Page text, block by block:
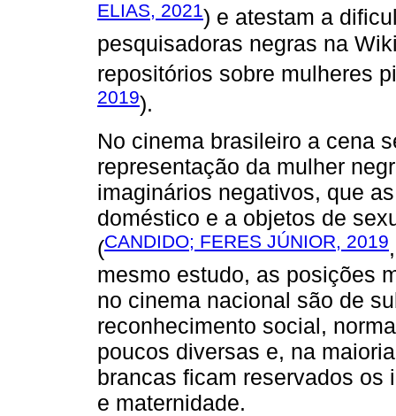
ELIAS, 2021) e atestam a
pesquisadoras negras na
repositórios sobre mulheres
2019).
No cinema brasileiro a cena
representação da mulher
imaginários negativos, que
doméstico e a objetos de
(CANDIDO; FERES JÚNIOR, 2019
mesmo estudo, as posições
no cinema nacional são de
reconhecimento social,
poucos diversas e, na
brancas ficam reservados os
e maternidade.